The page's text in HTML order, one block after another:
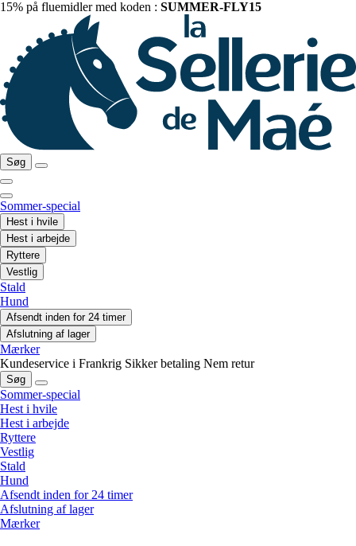
15% på fluemidler med koden : SUMMER-FLY15
Søg
Sommer-special
Hest i hvile
Hest i arbejde
Ryttere
Vestlig
Stald
Hund
Afsendt inden for 24 timer
Afslutning af lager
Mærker
Kundeservice i Frankrig Sikker betaling Nem retur
Søg
Sommer-special
Hest i hvile
Hest i arbejde
Ryttere
Vestlig
Stald
Hund
Afsendt inden for 24 timer
Afslutning af lager
Mærker